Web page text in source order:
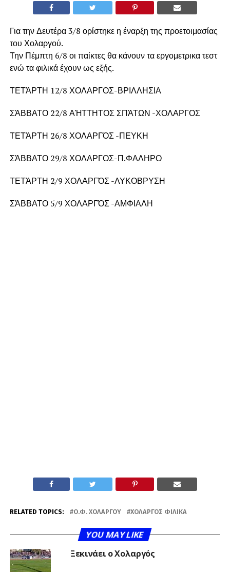
Για την Δευτέρα 3/8 ορίστηκε η έναρξη της προετοιμασίας
του Χολαργού.
Την Πέμπτη 6/8 οι παίκτες θα κάνουν τα εργομετρικα τεστ
ενώ τα φιλικά έχουν ως εξής.
ΤΕΤΆΡΤΗ 12/8 ΧΟΛΑΡΓΟΣ-ΒΡΙΛΛΗΣΙΑ
ΣΆΒΒΑΤΟ 22/8 ΑΉΤΤΗΤΟΣ ΣΠΆΤΩΝ -ΧΟΛΑΡΓΟΣ
ΤΕΤΆΡΤΗ 26/8 ΧΟΛΑΡΓΌΣ -ΠΕΥΚΗ
ΣΆΒΒΑΤΟ 29/8 ΧΟΛΑΡΓΟΣ-Π.ΦΑΛΗΡΟ
ΤΕΤΆΡΤΗ 2/9 ΧΟΛΑΡΓΌΣ -ΛΥΚΟΒΡΥΣΗ
ΣΆΒΒΑΤΟ 5/9 ΧΟΛΑΡΓΌΣ -ΑΜΦΙΑΛΗ
RELATED TOPICS: Ο.Φ. ΧΟΛΑΡΓΟΎ ΧΟΛΑΡΓΌΣ ΦΙΛΙΚΆ
YOU MAY LIKE
Ξεκινάει ο Χολαργός